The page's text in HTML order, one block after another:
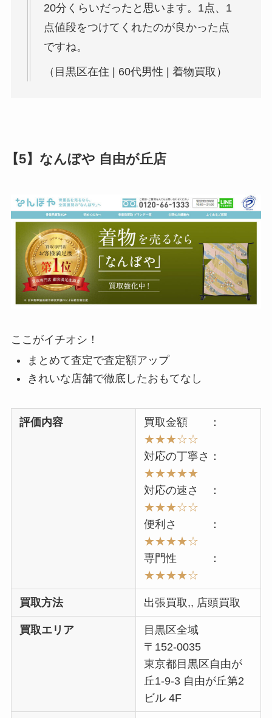
20分くらいだったと思います。1点、1
点値段をつけてくれたのが良かった点
ですね。
（目黒区在住 | 60代男性 | 着物買取）
【5】なんぼや 自由が丘店
ここがイチオシ！
まとめて査定で査定額アップ
きれいな店舗で徹底したおもてなし
評価内容
買取金額 ：
★★★☆☆
対応の丁寧さ：
★★★★★
対応の速さ ：
★★★☆☆
便利さ ：
★★★★☆
専門性 ：
★★★★☆
買取方法 出張買取,, 店頭買取
買取エリア
目黒区全域
〒152-0035
東京都目黒区自由が
丘1-9-3 自由が丘第2
ビル 4F